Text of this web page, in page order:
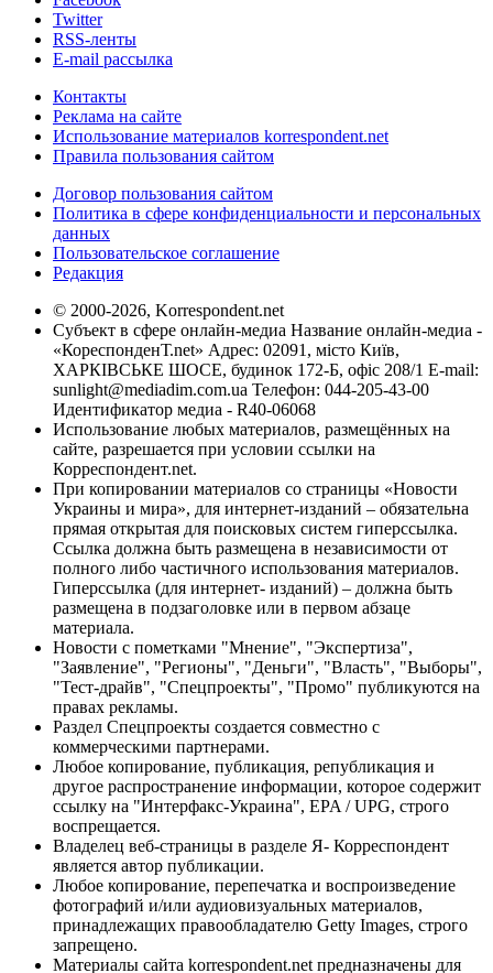
Twitter
RSS-ленты
E-mail рассылка
Контакты
Реклама на сайте
Использование материалов korrespondent.net
Правила пользования сайтом
Договор пользования сайтом
Политика в сфере конфиденциальности и персональных
данных
Пользовательское соглашение
Редакция
© 2000-2026, Korrespondent.net
Субъект в сфере онлайн-медиа Название онлайн-медиа -
«КореспонденТ.net» Адрес: 02091, місто Київ,
ХАРКІВСЬКЕ ШОСЕ, будинок 172-Б, офіс 208/1 E-mail:
sunlight@mediadim.com.ua Телефон: 044-205-43-00
Идентификатор медиа - R40-06068
Использование любых материалов, размещённых на
сайте, разрешается при условии ссылки на
Корреспондент.net.
При копировании материалов со страницы «Новости
Украины и мира», для интернет-изданий – обязательна
прямая открытая для поисковых систем гиперссылка.
Ссылка должна быть размещена в независимости от
полного либо частичного использования материалов.
Гиперссылка (для интернет- изданий) – должна быть
размещена в подзаголовке или в первом абзаце
материала.
Новости с пометками "Мнение", "Экспертиза",
"Заявление", "Регионы", "Деньги", "Власть", "Выборы",
"Тест-драйв", "Спецпроекты", "Промо" публикуются на
правах рекламы.
Раздел Спецпроекты создается совместно с
коммерческими партнерами.
Любое копирование, публикация, републикация и
другое распространение информации, которое содержит
ссылку на "Интерфакс-Украина", EPA / UPG, строго
воспрещается.
Владелец веб-страницы в разделе Я- Корреспондент
является автор публикации.
Любое копирование, перепечатка и воспроизведение
фотографий и/или аудиовизуальных материалов,
принадлежащих правообладателю Getty Images, строго
запрещено.
Материалы сайта korrespondent.net предназначены для